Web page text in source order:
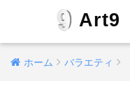
Art9
ホーム バラエティ